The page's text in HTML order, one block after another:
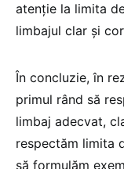
atenție la limita
limbajul clar și
În concluzie, în
primul rând să
limbaj adecvat,
respectăm limita
să formulăm